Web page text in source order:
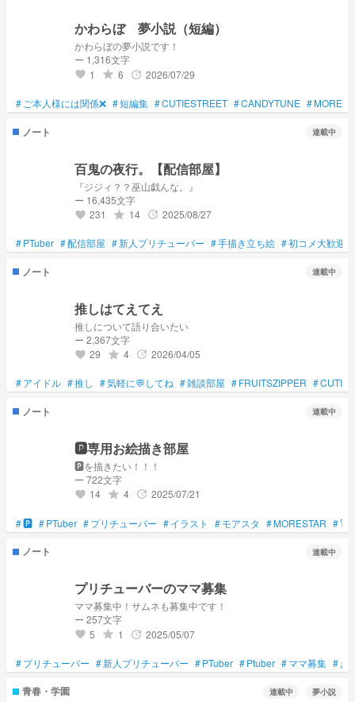
かわらぼ 夢小説（短編）
かわらぼの夢小説です！
ー 1,316文字
favorite 1 grade 6 update 2026/07/29
# ご本人様には関係❌ #短編集 #CUTIESTREET #CANDYTUNE #
ノート 連載中
百鬼の夜行。【配信部屋】
『ジジィ？？巫山戯んな。』
ー 16,435文字
favorite 231 grade 14 update 2025/08/27
#PTuber #配信部屋 #新人プリチューバー #手描き立ち絵 #初コメ大歓迎
ノート 連載中
推しはてえてえ
推しについて語り合いたい
ー 2,367文字
favorite 29 grade 4 update 2026/04/05
#アイドル #推し #気軽に💬してね #雑談部屋 #FRUITSZIPPER #
ノート 連載中
🅿️専用お絵描き部屋
🅿️を描きたい！！！
ー 722文字
favorite 14 grade 4 update 2025/07/21
#🅿️ #PTuber #プリチューバー #イラスト #モアスタ #MORESTAR #
ノート 連載中
プリチューバーのママ募集
ママ募集中！サムネも募集中です！
ー 257文字
favorite 5 grade 1 update 2025/05/07
#プリチューバー #新人プリチューバー #PTuber #Ptuber #ママ募集 #お
青春・学園 連載中 夢小説